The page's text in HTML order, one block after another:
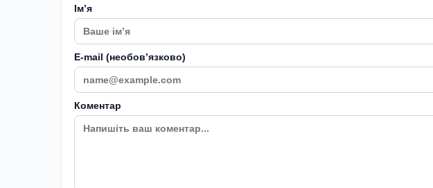
Імʼя
E-mail (необовʼязково)
Коментар